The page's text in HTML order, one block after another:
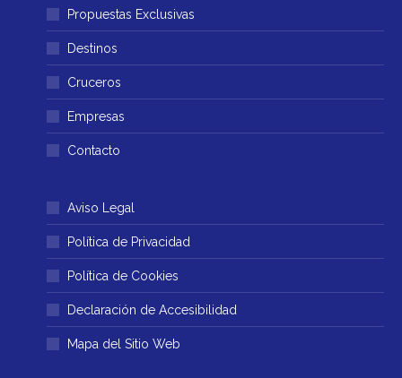
abre
una
ventana
abre
en
una
ventana
Propuestas Exclusivas
Destinos
Cruceros
Empresas
Contacto
Aviso Legal
Política de Privacidad
Política de Cookies
Declaración de Accesibilidad
Mapa del Sitio Web